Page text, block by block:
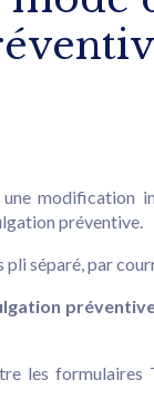
modification
préventive.
pli séparé, par
les formulaires